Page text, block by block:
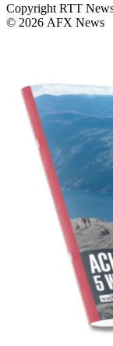
Copyright RTT
© 2026 AFX News